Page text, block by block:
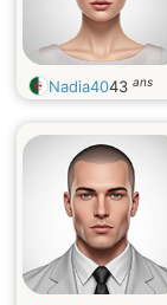
Nadia4043 ans